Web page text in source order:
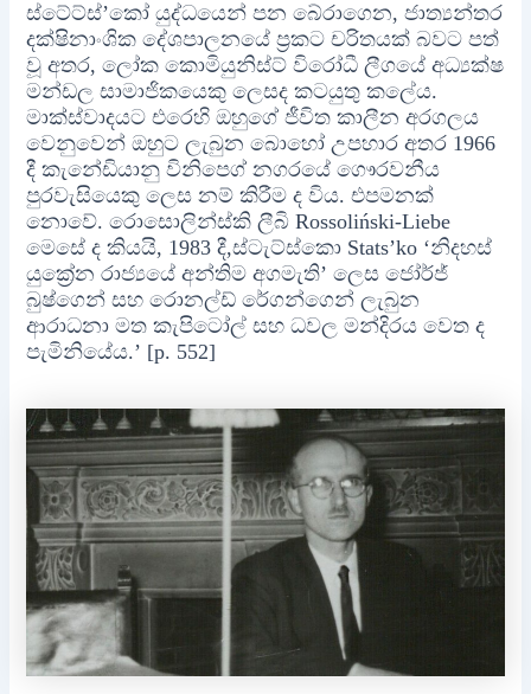
ස්ටේට්ස්’කෝ යුද්ධයෙන් පන බේරාගෙන, ජාත්‍යන්තර
දක්ෂිනාංශික දේශපාලනයේ ප්‍රකට චරිතයක් බවට පත්
වූ අතර, ලෝක කොමියුනිස්ට් විරෝධී ලීගයේ අධ්‍යක්ෂ
මන්ඩල සාමාජිකයෙකු ලෙසද කටයුතු කලේය.
මාක්ස්වාදයට එරෙහි ඔහුගේ ජීවිත කාලීන අරගලය
වෙනුවෙන් ඔහුට ලැබුන බොහෝ උපහාර අතර 1966
දී කැනේඩියානු විනිපෙග් නගරයේ ගෞරවනීය
පුරවැසියෙකු ලෙස නම් කිරීම ද විය. එපමනක්
නොවේ. රොසොලින්ස්කි ලීබි Rossoliński-Liebe
මෙසේ ද කියයි, 1983 දී,ස්ටැට්ස්කො Stats’ko ‘නිදහස්
යුක්‍රේන රාජ්‍යයේ අන්තිම අගමැති’ ලෙස ජෝර්ජ්
බුෂ්ගෙන් සහ රොනල්ඩ් රේගන්ගෙන් ලැබුන
ආරාධනා මත කැපිටෝල් සහ ධවල මන්දිරය වෙත ද
පැමිනියේය.’ [p. 552]